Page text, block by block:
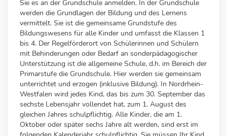
Sie es an der Grundschule anmelden. In der Grundschule
werden die Grundlagen der Bildung und des Lernens
vermittelt. Sie ist die gemeinsame Grundstufe des
Bildungswesens für alle Kinder und umfasst die Klassen 1
bis 4. Der Regelförderort von Schülerinnen und Schülern
mit Behinderungen oder Bedarf an sonderpädagogischer
Unterstützung ist die allgemeine Schule, d.h. im Bereich der
Primarstufe die Grundschule. Hier werden sie gemeinsam
unterrichtet und erzogen (inklusive Bildung). In Nordrhein-
Westfalen wird jedes Kind, das bis zum 30. September das
sechste Lebensjahr vollendet hat, zum 1. August des
gleichen Jahres schulpflichtig. Alle Kinder, die am 1.
Oktober oder später sechs Jahre alt werden, sind erst im